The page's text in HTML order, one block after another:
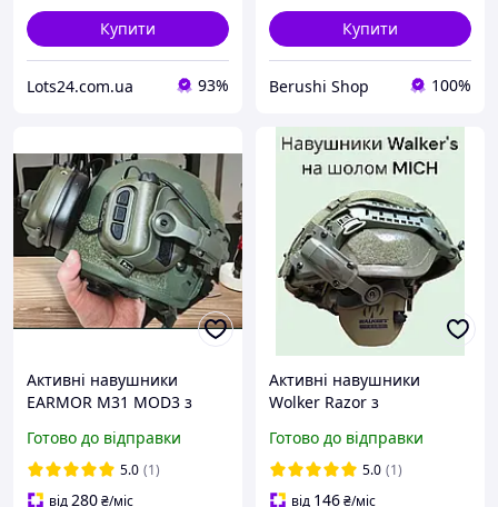
Купити
Lots24.com.ua 93%
Купити
Berushi Shop 100%
Активні навушники
EARMOR M31 MOD3 з
навушники стрілецькі,
Військові навушники під
каску
Готово до відправки
5.0 (1)
від280₴/міс
Активні навушники
Wolker Razor з
чебурашки Тактичні
навушники Волкер
Готово до відправки
5.0 (1)
від 146₴/міс